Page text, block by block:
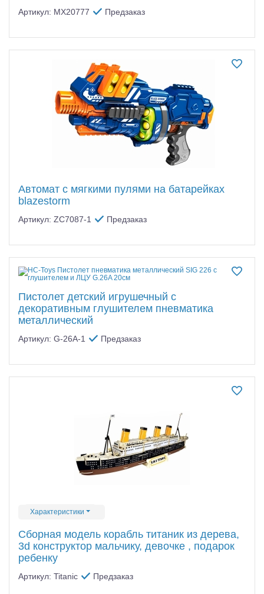
Артикул: MX20777 Предзаказ
Автомат с мягкими пулями на батарейках
blazestorm
Артикул: ZC7087-1 Предзаказ
Пистолет детский игрушечный с
декоративным глушителем пневматика
металлический
Артикул: G-26A-1 Предзаказ
Характеристики
Сборная модель корабль титаник из дерева,
3d конструктор мальчику, девочке , подарок
ребенку
Артикул: Titanic Предзаказ